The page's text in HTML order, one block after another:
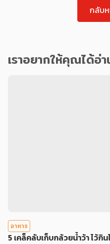
กลับ
เราอยากให้คุณได้อ่า
อาหาร
5 เคล็คลับเก็บกล้วยน้ำว้า ไว้กิ